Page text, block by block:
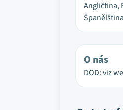
Angličtina,
Španělština
O nás
DOD: viz